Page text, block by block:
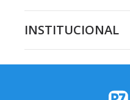
INSTITUCIONAL